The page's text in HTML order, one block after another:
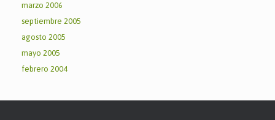
marzo 2006
septiembre 2005
agosto 2005
mayo 2005
febrero 2004